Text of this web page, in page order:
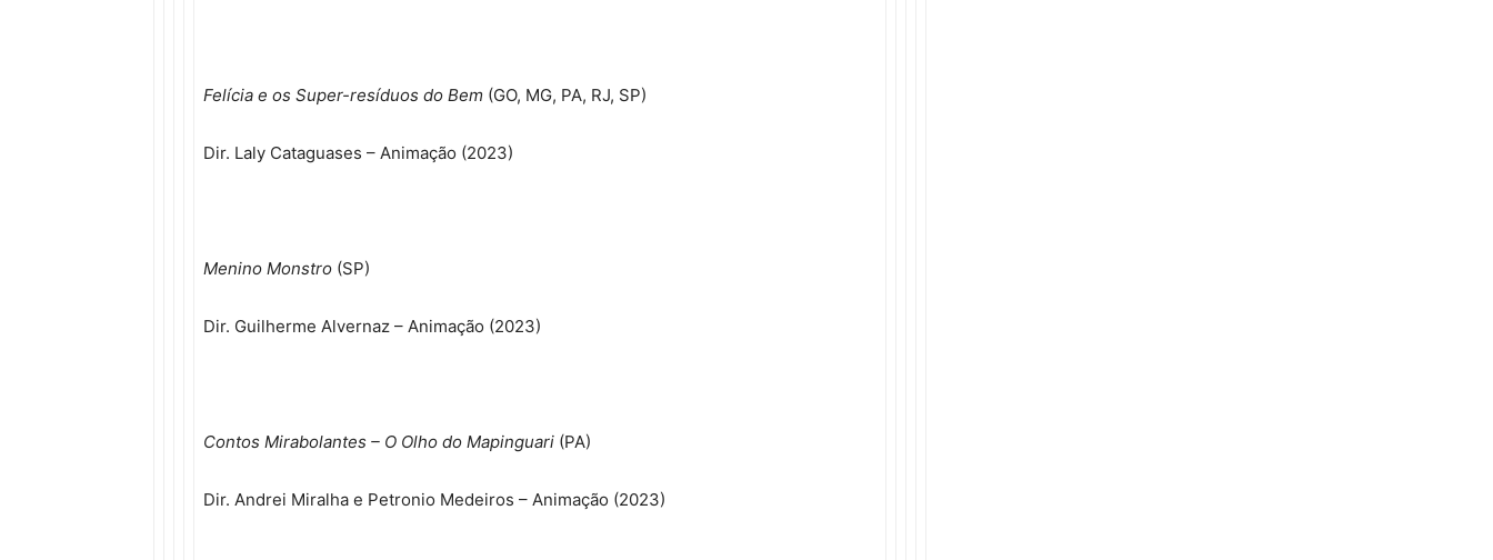
Felícia e os Super-resíduos do Bem (GO, MG, PA, RJ, SP)
Dir. Laly Cataguases – Animação (2023)
Menino Monstro (SP)
Dir. Guilherme Alvernaz – Animação (2023)
Contos Mirabolantes – O Olho do Mapinguari (PA)
Dir. Andrei Miralha e Petronio Medeiros – Animação (2023)